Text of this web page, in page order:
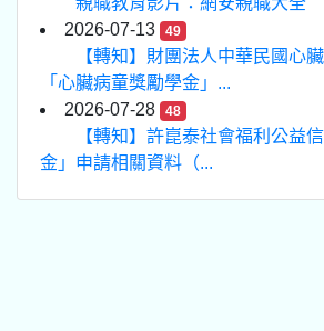
2026-07-13
49
【轉知】財團法人中華民國心
「心臟病童獎勵學金」...
2026-07-28
48
【轉知】許崑泰社會福利公益
金」申請相關資料（...